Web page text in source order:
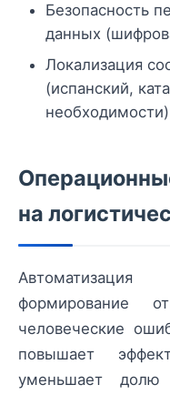
Безопасность
данных
Локализация
(испанский,
на
формирование
человеческие
повышает
уменьшает долю